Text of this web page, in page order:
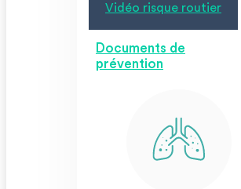
Vidéo risque routier
Documents de
prévention